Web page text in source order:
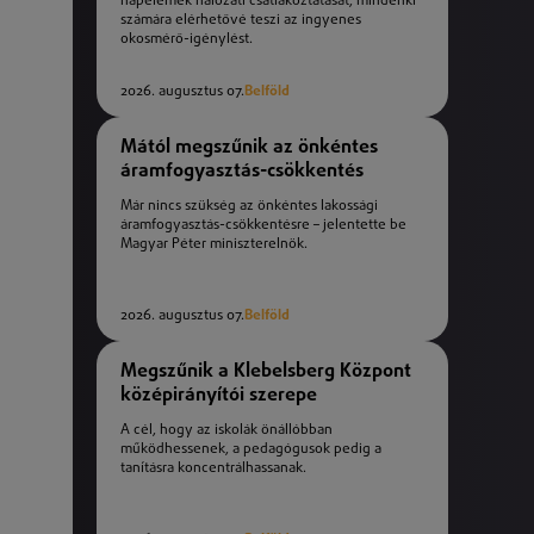
számára elérhetővé teszi az ingyenes
okosmérő-igénylést.
2026. augusztus 07.Belföld
Mától megszűnik az önkéntes
áramfogyasztás-csökkentés
Már nincs szükség az önkéntes lakossági
áramfogyasztás-csökkentésre – jelentette be
Magyar Péter miniszterelnök.
2026. augusztus 07.Belföld
Megszűnik a Klebelsberg Központ
középirányítói szerepe
A cél, hogy az iskolák önállóbban
működhessenek, a pedagógusok pedig a
tanításra koncentrálhassanak.